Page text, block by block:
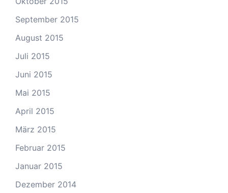
September 2015
August 2015
Juli 2015
Juni 2015
Mai 2015
April 2015
März 2015
Februar 2015
Januar 2015
Dezember 2014